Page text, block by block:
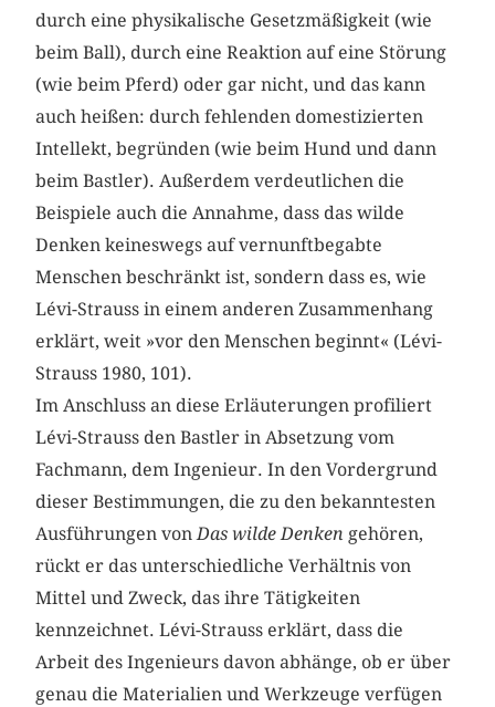
durch eine physikalische Gesetzmäßigkeit (wie
beim Ball), durch eine Reaktion auf eine Störung
(wie beim Pferd) oder gar nicht, und das kann
auch heißen: durch fehlenden domestizierten
Intellekt, begründen (wie beim Hund und dann
beim Bastler). Außerdem verdeutlichen die
Beispiele auch die Annahme, dass das wilde
Denken keineswegs auf vernunftbegabte
Menschen beschränkt ist, sondern dass es, wie
Lévi-Strauss in einem anderen Zusammenhang
erklärt, weit »vor den Menschen beginnt« (Lévi-
Strauss 1980, 101).
Im Anschluss an diese Erläuterungen profiliert
Lévi-Strauss den Bastler in Absetzung vom
Fachmann, dem Ingenieur. In den Vordergrund
dieser Bestimmungen, die zu den bekanntesten
Ausführungen von Das wilde Denken gehören,
rückt er das unterschiedliche Verhältnis von
Mittel und Zweck, das ihre Tätigkeiten
kennzeichnet. Lévi-Strauss erklärt, dass die
Arbeit des Ingenieurs davon abhänge, ob er über
genau die Materialien und Werkzeuge verfügen